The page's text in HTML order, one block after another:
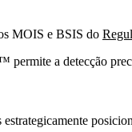
MOIS e BSIS do
a detecção
estrategicamente